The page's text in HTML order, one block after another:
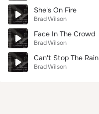
She's On Fire
Brad Wilson
Face In The Crowd
Brad Wilson
Can't Stop The Rain
Brad Wilson